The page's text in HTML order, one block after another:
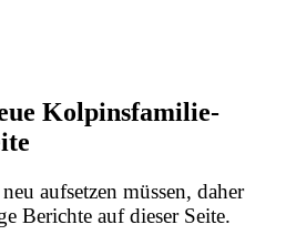
Kolpinsfamilie-
aufsetzen müssen, daher
Berichte auf dieser Seite.